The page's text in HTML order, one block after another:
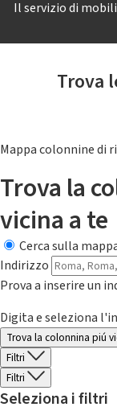
Il servizio di
Trova
Mappa colonnine di
Trova la
vicina a te
Cerca sulla
Indirizzo
Prova a inserire un
Digita e seleziona
Trova la colonnina piú
Filtri
Filtri
Seleziona i filtri